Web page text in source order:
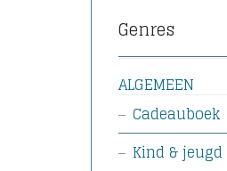
Genres
ALGEMEEN
Cadeauboek
Kind & jeugd